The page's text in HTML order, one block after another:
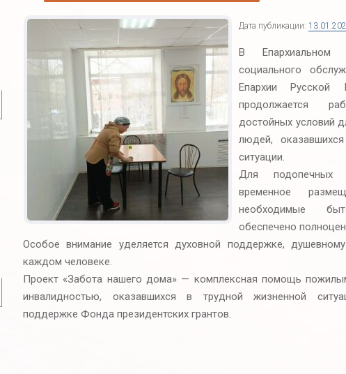
Дата публикации:
В Епархиальном
социального
Епархии Русской
продолжается
достойных условий
людей,
ситуации.
Для подопечных
временное
необходимые
обеспечено
Особое внимание уделяется духовной поддержке,
каждом человеке.
Проект «Забота нашего дома» — комплексная помощь
инвалидностью, оказавшихся в трудной жизненной
поддержке Фонда президентских грантов.